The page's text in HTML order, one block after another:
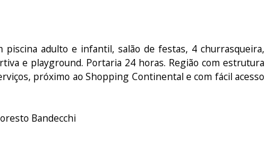
piscina adulto e infantil, salão de festas, 4 churrasqueira,
e playground. Portaria 24 horas. Região com estrutura
próximo ao Shopping Continental e com fácil acesso
Bandecchi